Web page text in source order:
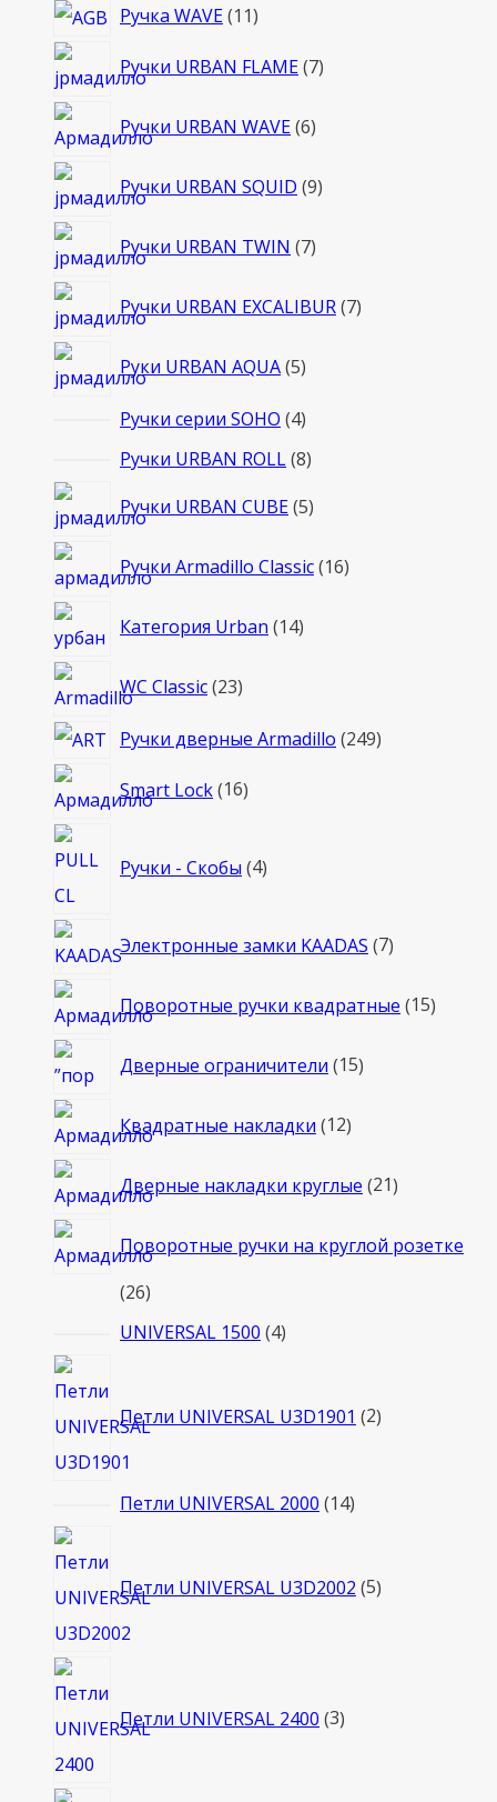
Ручка WAVE 1111
Ручки URBAN FLAME 77
Ручки URBAN WAVE 66
Ручки URBAN SQUID 99
Ручки URBAN TWIN 77
Ручки URBAN EXCALIBUR 77
Руки URBAN AQUA 55
Ручки серии SOHO 44
товара
Ручки URBAN ROLL 88
Ручки URBAN CUBE 55
Ручки Armadillo Classic 1616
Категория Urban 1414
WC Classic 2323
Ручки дверные Armadillo 249249
Smart Lock 1616
Ручки - Скобы 4товара
Электронные замки KAADAS 77
Поворотные ручки квадратные 1515
Дверные ограничители 1515
Квадратные накладки 1212
Дверные накладки круглые 2121
Поворотные ручки на круглой розетке
2626
товаров
UNIVERSAL 1500 44
Петли UNIVERSAL U3D1901 2товара
Петли UNIVERSAL 2000 1414
Петли UNIVERSAL U3D2002 5товаров
Петли UNIVERSAL 2400 3товара